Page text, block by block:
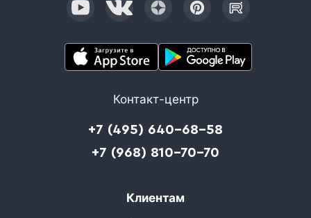
Контакт-центр
+7 (495) 640-68-58
+7 (968) 810-70-70
Клиентам